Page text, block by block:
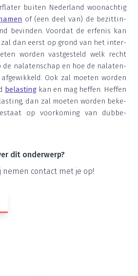
bui­ten Neder­land woon­ach­tig
of (een deel van) de bezit­tin­
bevin­den. Voor­dat de erfe­nis kan
zal dan eerst op grond van het inter­
wor­den vast­ge­steld welk recht
de nala­ten­schap en hoe de nala­ten­
Ook zal moe­ten wor­den
belas­ting kan en mag hef­fen. Hef­fen
dan zal moe­ten wor­den beke­
op voor­ko­ming van dub­be­
dit onderwerp?
nemen con­tact met je op!